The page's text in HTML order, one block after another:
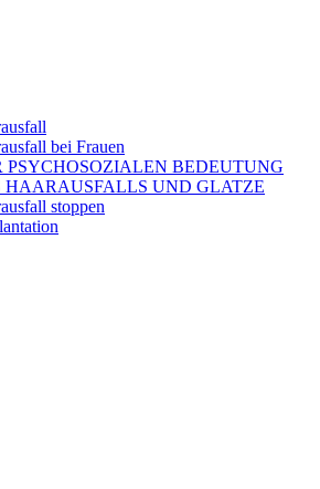
bei Frauen
PSYCHOSOZIALEN BEDEUTUNG
HAARAUSFALLS UND GLATZE
stoppen